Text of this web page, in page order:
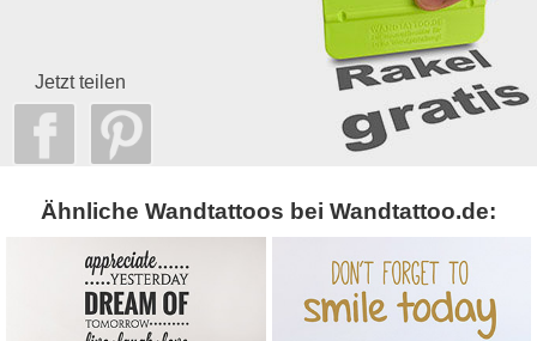
Jetzt teilen
Ähnliche Wandtattoos bei Wandtattoo.de: